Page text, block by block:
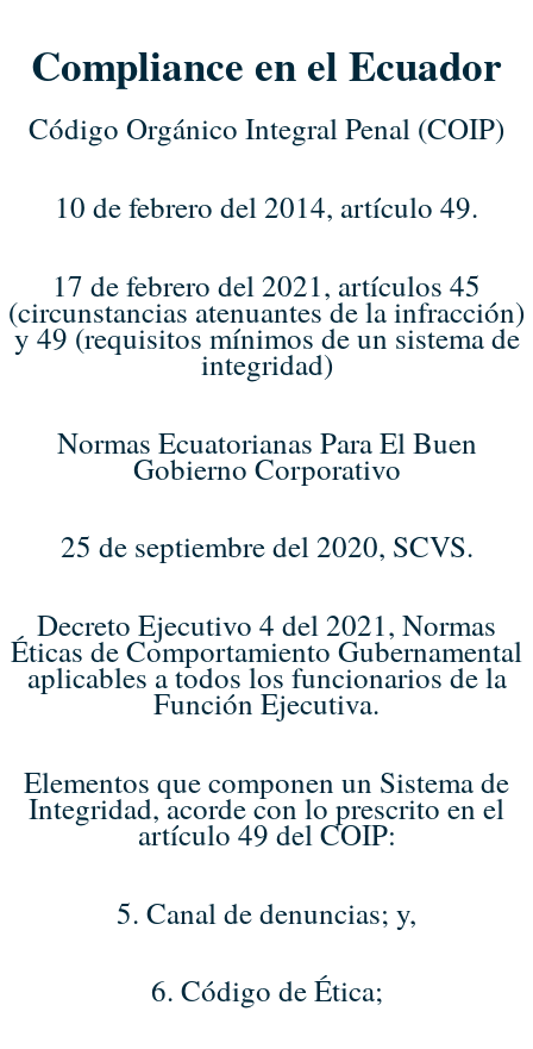
Compliance en el Ecuador
Código Orgánico Integral Penal (COIP)
10 de febrero del 2014, artículo 49.
17 de febrero del 2021, artículos 45
(circunstancias atenuantes de la infracción)
y 49 (requisitos mínimos de un sistema de
integridad)
Normas Ecuatorianas Para El Buen
Gobierno Corporativo
25 de septiembre del 2020, SCVS.
Decreto Ejecutivo 4 del 2021, Normas
Éticas de Comportamiento Gubernamental
aplicables a todos los funcionarios de la
Función Ejecutiva.
Elementos que componen un Sistema de
Integridad, acorde con lo prescrito en el
artículo 49 del COIP:
5. Canal de denuncias; y,
6. Código de Ética;